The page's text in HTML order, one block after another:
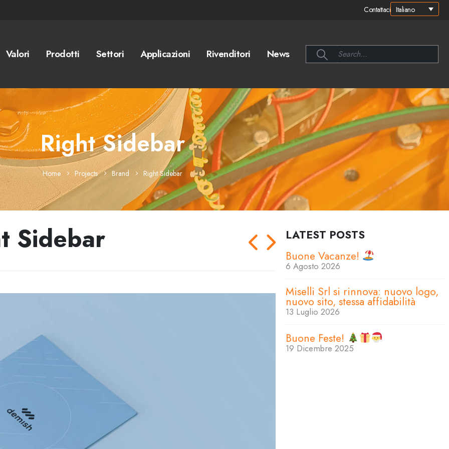
Contattaci Italiano
Valori Prodotti Settori Applicazioni Rivenditori News
Right Sidebar
Home Projects Brand Right Sidebar
Sidebar
LATEST POSTS
Buone Vacanze!
6 Agosto 2026
Miselli Srl si rinnova: nuovo logo,
nuovo sito, stessa affidabilità
13 Luglio 2026
Buone Feste!
19 Dicembre 2025